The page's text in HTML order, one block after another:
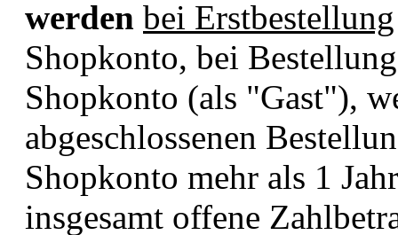
werden bei Erstbestellung
Shopkonto, bei
Shopkonto (als "Gast"),
abgeschlossenen
Shopkonto mehr als 1
insgesamt offene